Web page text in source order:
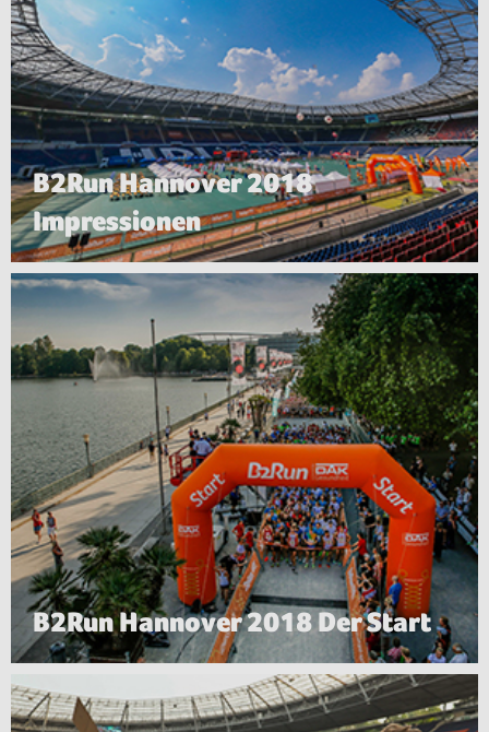
B2Run Hannover 2018
Impressionen
B2Run Hannover 2018 Der Start